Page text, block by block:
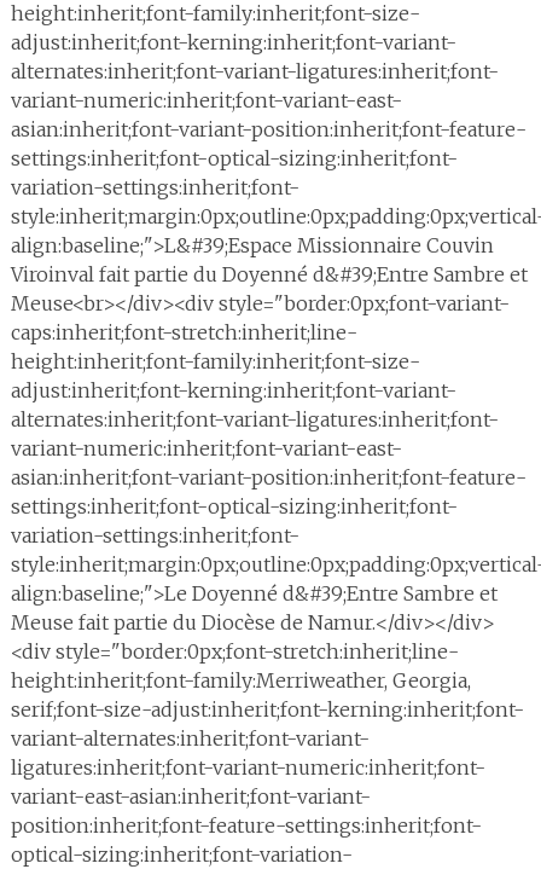
height:inherit;font-family:inherit;font-size-
adjust:inherit;font-kerning:inherit;font-variant-
alternates:inherit;font-variant-ligatures:inherit;font-
variant-numeric:inherit;font-variant-east-
asian:inherit;font-variant-position:inherit;font-feature-
settings:inherit;font-optical-sizing:inherit;font-
variation-settings:inherit;font-
align:baseline;">L&#39;Espace Missionnaire Couvin
Viroinval fait partie du Doyenné d&#39;Entre Sambre et
Meuse<br></div><div style="border:0px;font-variant-
caps:inherit;font-stretch:inherit;line-
height:inherit;font-family:inherit;font-size-
adjust:inherit;font-kerning:inherit;font-variant-
alternates:inherit;font-variant-ligatures:inherit;font-
variant-numeric:inherit;font-variant-east-
asian:inherit;font-variant-position:inherit;font-feature-
settings:inherit;font-optical-sizing:inherit;font-
variation-settings:inherit;font-
align:baseline;">Le Doyenné d&#39;Entre Sambre et
Meuse fait partie du Diocèse de Namur.</div></div>
<div style="border:0px;font-stretch:inherit;line-
height:inherit;font-family:Merriweather, Georgia,
serif;font-size-adjust:inherit;font-kerning:inherit;font-
variant-alternates:inherit;font-variant-
ligatures:inherit;font-variant-numeric:inherit;font-
variant-east-asian:inherit;font-variant-
position:inherit;font-feature-settings:inherit;font-
optical-sizing:inherit;font-variation-